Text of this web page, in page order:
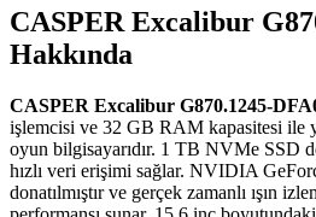
CASPER Excalibur
Hakkında
CASPER Excalibur G870.1245-
işlemcisi ve 32 GB RAM kapasitesi ile
oyun bilgisayarıdır. 1 TB NVMe SSD
hızlı veri erişimi sağlar. NVIDIA
donatılmıştır ve gerçek zamanlı ışın